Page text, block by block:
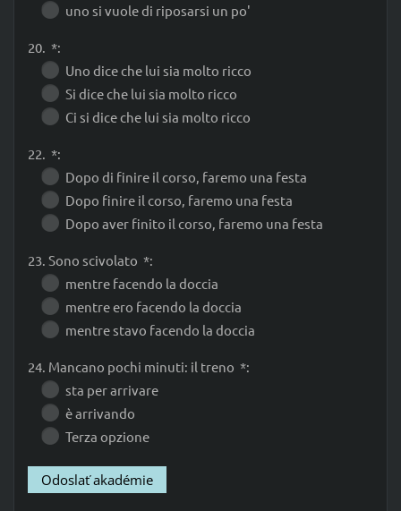
uno si vuole di riposarsi un po'
20. *:
Uno dice che lui sia molto ricco
Si dice che lui sia molto ricco
Ci si dice che lui sia molto ricco
22. *:
Dopo di finire il corso, faremo una festa
Dopo finire il corso, faremo una festa
Dopo aver finito il corso, faremo una festa
23. Sono scivolato *:
mentre facendo la doccia
mentre ero facendo la doccia
mentre stavo facendo la doccia
24. Mancano pochi minuti: il treno *:
sta per arrivare
è arrivando
Terza opzione